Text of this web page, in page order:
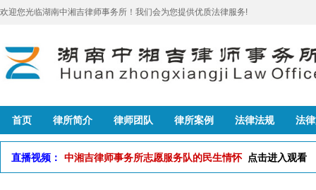
欢迎您光临湖南中湘吉律师事务所！我们会为您提供优质法律服务!
首页 律所简介 律师团队 律所案例 法律法规 法
直播视频： 中湘吉律师事务所志愿服务队的民生情怀 点击进入观看